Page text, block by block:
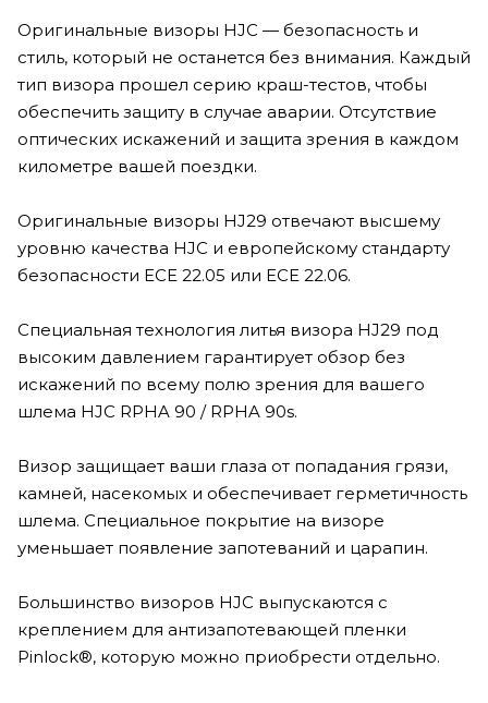
Оригинальные визоры HJC — безопасность и
стиль, который не останется без внимания. Каждый
тип визора прошел серию краш-тестов, чтобы
обеспечить защиту в случае аварии. Отсутствие
оптических искажений и защита зрения в каждом
километре вашей поездки.
Оригинальные визоры HJ29 отвечают высшему
уровню качества HJC и европейскому стандарту
безопасности ECE 22.05 или ECE 22.06.
Специальная технология литья визора HJ29 под
высоким давлением гарантирует обзор без
искажений по всему полю зрения для вашего
шлема HJC RPHA 90 / RPHA 90s.
Визор защищает ваши глаза от попадания грязи,
камней, насекомых и обеспечивает герметичность
шлема. Специальное покрытие на визоре
уменьшает появление запотеваний и царапин.
Большинство визоров HJC выпускаются с
креплением для антизапотевающей пленки
Pinlock®, которую можно приобрести отдельно.